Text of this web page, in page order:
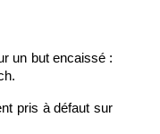
un but encaissé :
pris à défaut sur